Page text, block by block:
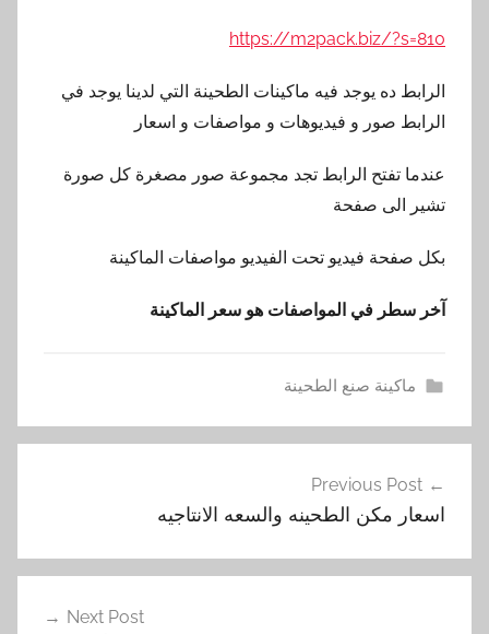
https://m2pack.biz/?s=810
الرابط ده يوجد فيه ماكينات الطحينة التي لدينا يوجد في
الرابط صور و فيديوهات و مواصفات و اسعار
عندما تفتح الرابط تجد مجموعة صور مصغرة كل صورة
تشير الى صفحة
بكل صفحة فيديو تحت الفيديو مواصفات الماكينة
آخر سطر في المواصفات هو سعر الماكينة
ماكينة صنع الطحينة
ا
ا
ر
المقالات
Previous Post
اسعار مكن الطحينه والسعه الانتاجيه
Next Post